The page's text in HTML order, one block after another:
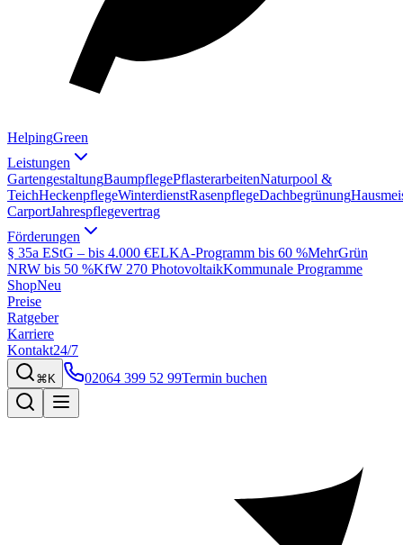
HelpingGreen
Leistungen
GartengestaltungBaumpflegePflasterarbeitenNaturpool &
TeichHeckenpflegeWinterdienstRasenpflegeDachbegrünung
CarportJahrespflegevertrag
Förderungen
§ 35a EStG – bis 4.000 €ELKA-Programm bis 60 %MehrGrün
NRW bis 50 %KfW 270 PhotovoltaikKommunale Programme
ShopNeu
Preise
Ratgeber
Karriere
Kontakt24/7
⌘K 02064 399 52 99Termin buchen